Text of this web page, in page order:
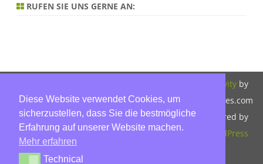
RUFEN SIE UNS GERNE AN:
Hinnerk Warter,
Warter-
Immobilien,
unsere
Datenschutzerklärung.
ZeroGravityby
GalussoThemes.com
Powered by
WordPress
Diese Website verwendet Cookies, um
sicherzustellen, dass Sie die bestmögliche
Erfahrung auf unserer Website machen.
Mehr erfahren
TechnicalTechnical